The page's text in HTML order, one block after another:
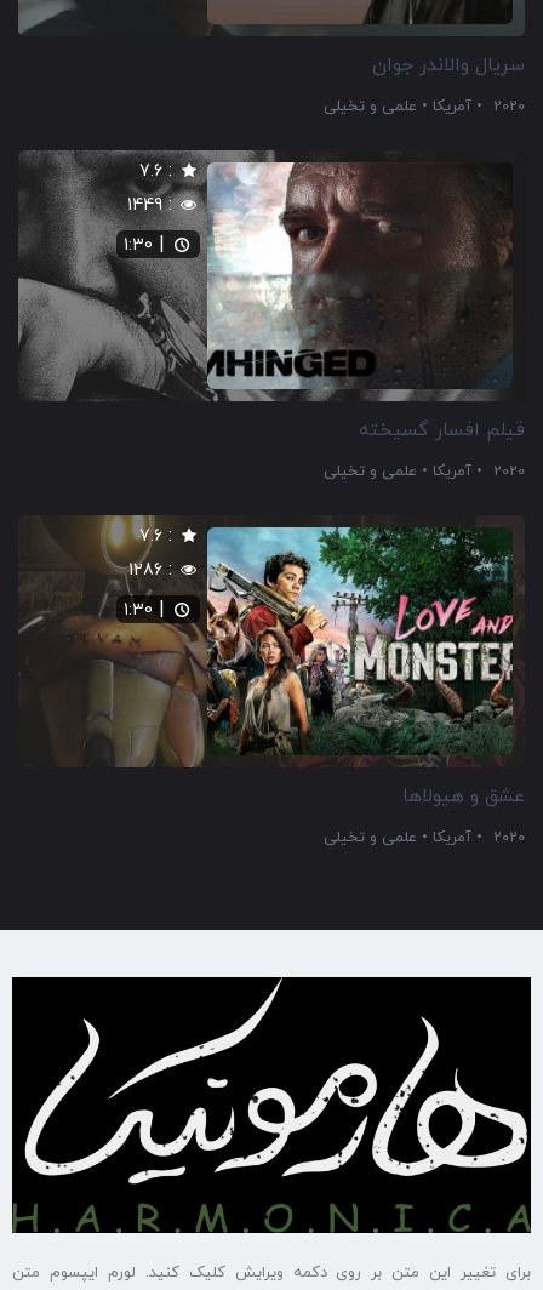
سریال والاندر جوان
2020 آمریکا علمی و تخیلی
:
7.6
:
1449
1:30
فیلم افسار گسیخته
2020 آمریکا علمی و تخیلی
:
7.6
:
1286
|
1:30
عشق و هیولاها
2020 آمریکا علمی و تخیلی
برای تغییر این متن بر روی دکمه ویرایش کلیک کنید. لورم ایپسوم متن